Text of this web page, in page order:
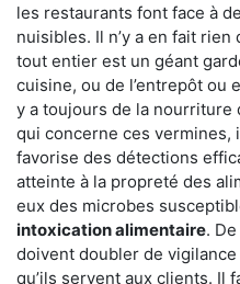
les restaurants font face à
nuisibles. Il n’y a en fait rien
tout entier est un géant
cuisine, ou de l’entrepôt ou
y a toujours de la nourriture
qui concerne ces vermines,
favorise des détections
atteinte à la propreté des
eux des microbes
intoxication alimentaire.
doivent doubler de
qu’ils servent aux clients. Il